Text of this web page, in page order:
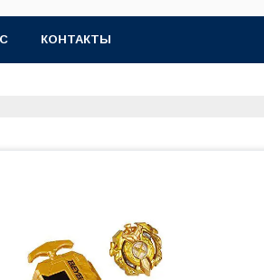
КОНТАКТЫ